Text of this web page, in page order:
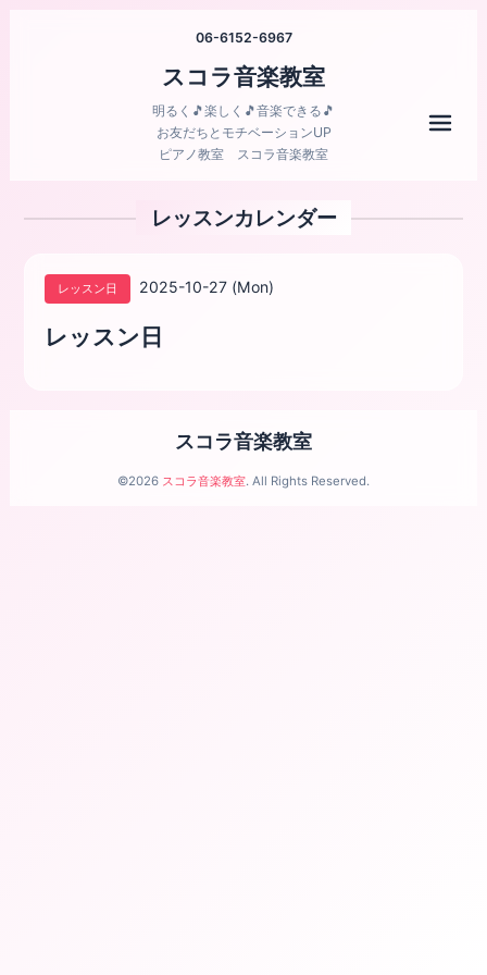
06-6152-6967
スコラ音楽教室
明るく🎵楽しく🎵音楽できる🎵
お友だちとモチベーションUP
ピアノ教室 スコラ音楽教室
レッスンカレンダー
レッスン日 2025-10-27 (Mon)
レッスン日
スコラ音楽教室
©2026 スコラ音楽教室. All Rights Reserved.